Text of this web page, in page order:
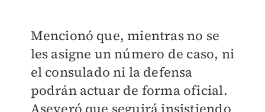
Mencionó que, mientras no se
les asigne un número de caso, ni
el consulado ni la defensa
podrán actuar de forma oficial.
Aseveró que seguirá insistiendo